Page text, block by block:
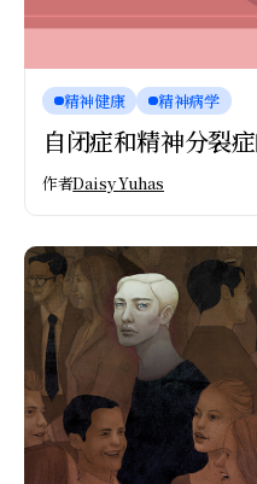
精神健康 精神病学
自闭症和精神分裂
作者Daisy Yuhas